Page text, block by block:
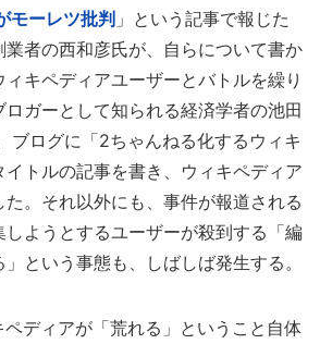
モーレツ批判 」という記事で報じた
業者の西和彦氏が、自らについて書か
キペディアユーザーとバトルを繰り
ガーとして知られる経済学者の池田
ブログに「2ちゃんねる化するウィキ
トルの記事を書き、ウィキペディア
。それ以外にも、事件が報道される
しようとするユーザーが殺到する「編
という事態も、しばしば発生する。
ディアが「荒れる」ということ自体